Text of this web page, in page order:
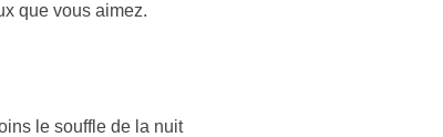
que vous aimez.
le souffle de la nuit